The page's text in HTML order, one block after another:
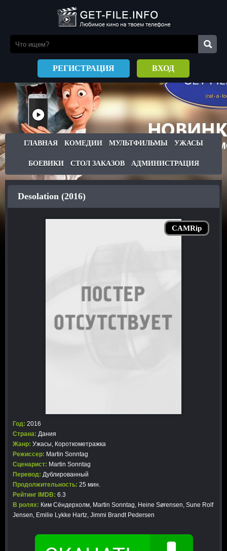
РЕГИСТРАЦИЯ ВХОД
ГЛАВНАЯ КОМЕДИИ МУЛЬТФИЛЬМЫ УЖАСЫ
БОЕВИКИ СТОЛ ЗАКАЗОВ АДМИНИСТРАЦИЯ
CAMRip
Desolation (2016)
Год: 2016
Страна: Дания
Жанр: Ужасы, Короткометражка
Режиссер: Martin Sonntag
Сценарист: Martin Sonntag
Перевод: Дублированный
Продолжительность: 25 мин.
Рейтинг IMDB: 6.3
В ролях: Ким Сёндерхолм, Martin Sonntag, Heine Sørensen, Sune Rolf
Jensen, Emilie Lykke Hartz, Jimmi Brandt Pedersen